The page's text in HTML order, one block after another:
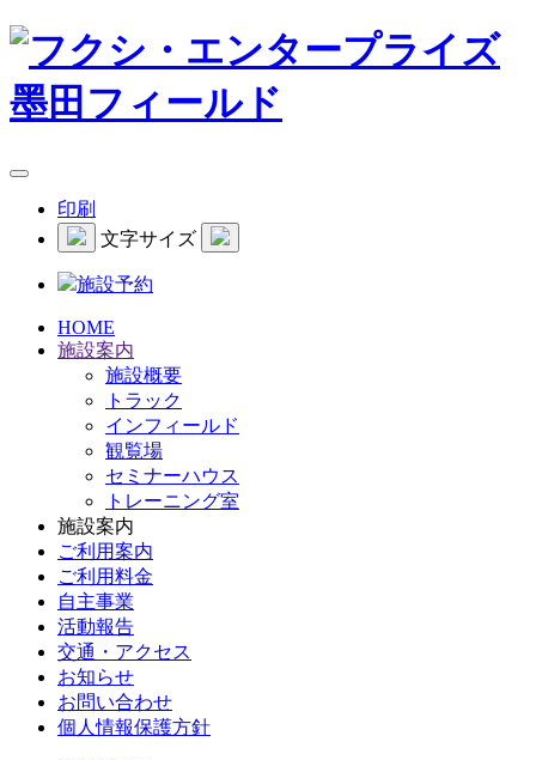
印刷
文字サイズ
施設予約
HOME
施設案内
施設概要
トラック
インフィールド
観覧場
セミナーハウス
トレーニング室
施設案内
ご利用案内
ご利用料金
自主事業
活動報告
交通・アクセス
お知らせ
お問い合わせ
個人情報保護方針